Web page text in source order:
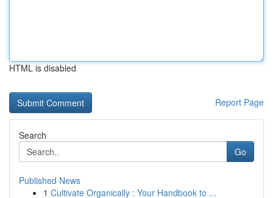
HTML is disabled
Report Page
Search
Go
Published News
1 Cultivate Organically : Your Handbook to ...